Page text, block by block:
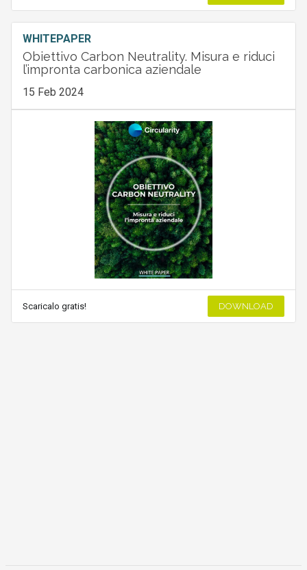
WHITEPAPER
Obiettivo Carbon Neutrality. Misura e riduci
l’impronta carbonica aziendale
15 Feb 2024
Scaricalo gratis! DOWNLOAD